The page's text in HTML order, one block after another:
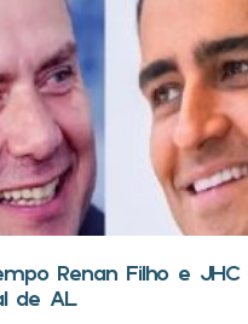
Renan Filho e
de AL